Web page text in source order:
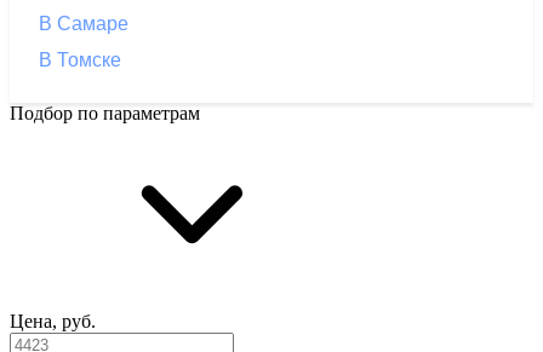
В Самаре
В Томске
Подбор по параметрам
Цена, руб.